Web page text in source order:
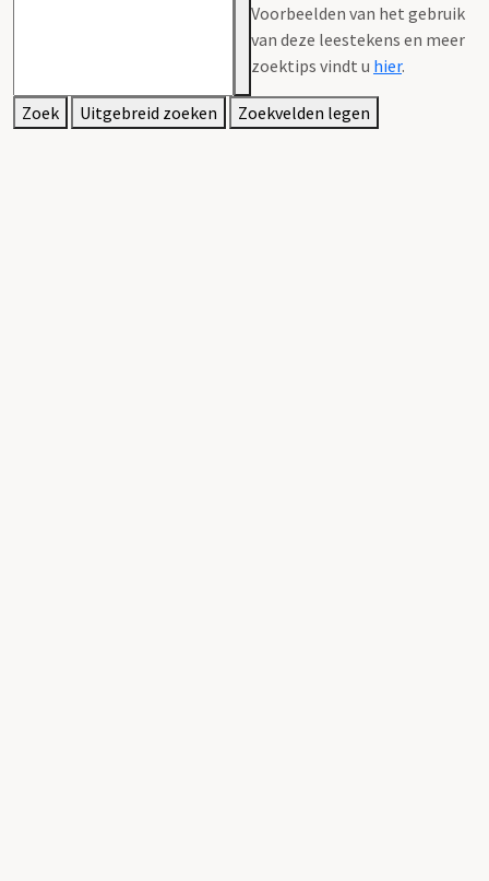
Voorbeelden van het gebruik
van deze leestekens en meer
zoektips vindt u hier.
Zoek Uitgebreid zoeken Zoekvelden legen